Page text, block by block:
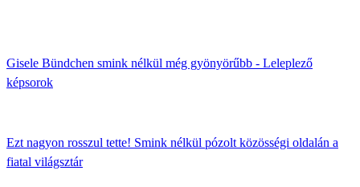
Gisele Bündchen smink nélkül még gyönyörűbb - Leleplező
képsorok
Ezt nagyon rosszul tette! Smink nélkül pózolt közösségi oldalán a
fiatal világsztár